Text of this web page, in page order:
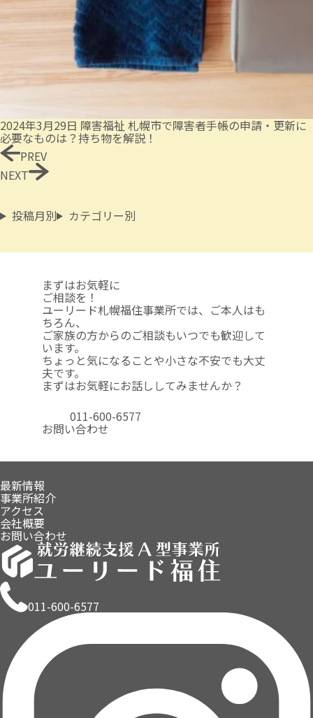
2024年3月29日 障害福祉 札幌市で障害者手帳の申請・更新に
必要なものは？持ち物を解説！
PREV
NEXT
投稿月別 カテゴリー別
まずはお気軽に
ご相談を！
ユーリード札幌福住事業所では、ご本人はも
ちろん、
ご家族の方からのご相談もいつでも歓迎して
います。
ちょっと気になることや小さな不安でも大丈
夫です。
まずはお気軽にお話ししてみませんか？
011-600-6577
お問い合わせ
最新情報
事業所紹介
アクセス
会社概要
お問い合わせ
011-600-6577